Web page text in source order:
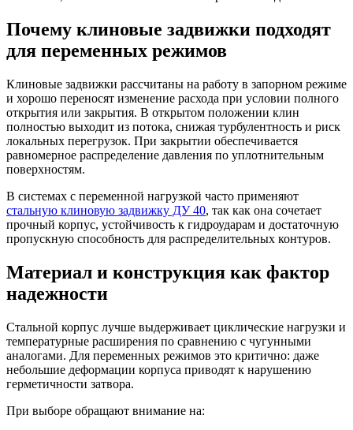
Почему клиновые задвижки подходят
для переменных режимов
Клиновые задвижки рассчитаны на работу в запорном режиме
и хорошо переносят изменение расхода при условии полного
открытия или закрытия. В открытом положении клин
полностью выходит из потока, снижая турбулентность и риск
локальных перегрузок. При закрытии обеспечивается
равномерное распределение давления по уплотнительным
поверхностям.
В системах с переменной нагрузкой часто применяют
стальную клиновую задвижку ДУ 40, так как она сочетает
прочный корпус, устойчивость к гидроударам и достаточную
пропускную способность для распределительных контуров.
Материал и конструкция как фактор
надежности
Стальной корпус лучше выдерживает циклические нагрузки и
температурные расширения по сравнению с чугунными
аналогами. Для переменных режимов это критично: даже
небольшие деформации корпуса приводят к нарушению
герметичности затвора.
При выборе обращают внимание на: